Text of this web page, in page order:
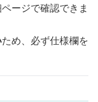
ージで確認できま
ため、必ず仕様欄を